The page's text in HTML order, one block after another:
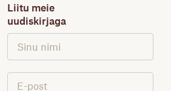
Liitu meie
uudiskirjaga